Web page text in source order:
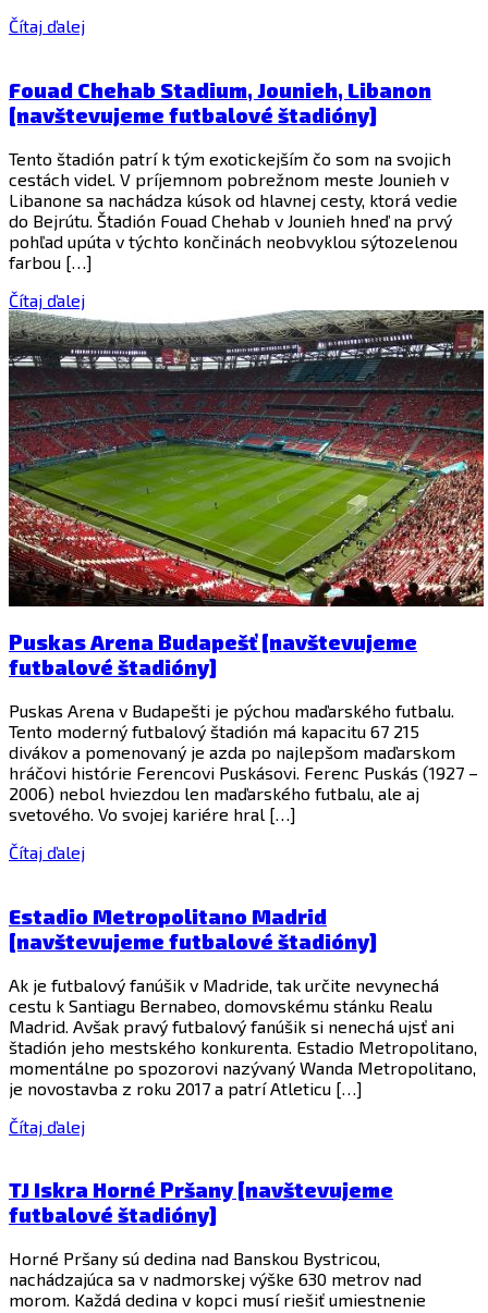
Čítaj ďalej
Fouad Chehab Stadium, Jounieh, Libanon
[navštevujeme futbalové štadióny]
Tento štadión patrí k tým exotickejším čo som na svojich
cestách videl. V príjemnom pobrežnom meste Jounieh v
Libanone sa nachádza kúsok od hlavnej cesty, ktorá vedie
do Bejrútu. Štadión Fouad Chehab v Jounieh hneď na prvý
pohľad upúta v týchto končinách neobvyklou sýtozelenou
farbou […]
Čítaj ďalej
Puskas Arena Budapešť [navštevujeme
futbalové štadióny]
Puskas Arena v Budapešti je pýchou maďarského futbalu.
Tento moderný futbalový štadión má kapacitu 67 215
divákov a pomenovaný je azda po najlepšom maďarskom
hráčovi histórie Ferencovi Puskásovi. Ferenc Puskás (1927 –
2006) nebol hviezdou len maďarského futbalu, ale aj
svetového. Vo svojej kariére hral […]
Čítaj ďalej
Estadio Metropolitano Madrid
[navštevujeme futbalové štadióny]
Ak je futbalový fanúšik v Madride, tak určite nevynechá
cestu k Santiagu Bernabeo, domovskému stánku Realu
Madrid. Avšak pravý futbalový fanúšik si nenechá ujsť ani
štadión jeho mestského konkurenta. Estadio Metropolitano,
momentálne po spozorovi nazývaný Wanda Metropolitano,
je novostavba z roku 2017 a patrí Atleticu […]
Čítaj ďalej
TJ Iskra Horné Pršany [navštevujeme
futbalové štadióny]
Horné Pršany sú dedina nad Banskou Bystricou,
nachádzajúca sa v nadmorskej výške 630 metrov nad
morom. Každá dedina v kopci musí riešiť umiestnenie